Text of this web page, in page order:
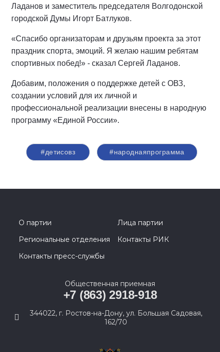
Ладанов и заместитель председателя Волгодонской
городской Думы Игорт Батлуков.
«Спасибо организаторам и друзьям проекта за этот
праздник спорта, эмоций. Я желаю нашим ребятам
спортивных побед!» - сказал Сергей Ладанов.
Добавим, положения о поддержке детей с ОВЗ,
создании условий для их личной и
профессиональной реализации внесены в народную
программу «Единой России».
#детисовз #народнаяпрограмма
О партии
Лица партии
Региональные отделения
Контакты РИК
Контакты пресс-службы
Общественная приемная
+7 (863) 2918-918
344022, г. Ростов-на-Дону, ул. Большая Садовая,
162/70